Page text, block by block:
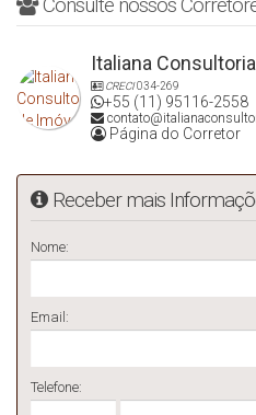
Consulte nossos
Italiana
CRECI034-269
+55 (11) 95116-2558
Página do Corretor
Receber mais
Nome:
Email:
Telefone: